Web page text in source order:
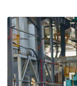
Flaschen-
Castings
Spezifikation
Ursprung